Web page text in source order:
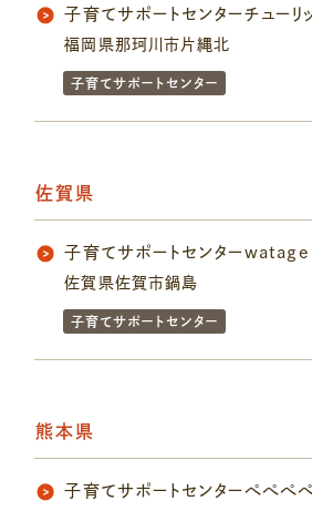
子育てサポートセンターチューリ
福岡県那珂川市片縄北
子育てサポートセンター
佐賀県
子育てサポートセンターwatage
佐賀県佐賀市鍋島
子育てサポートセンター
熊本県
子育てサポートセンターぺぺぺ